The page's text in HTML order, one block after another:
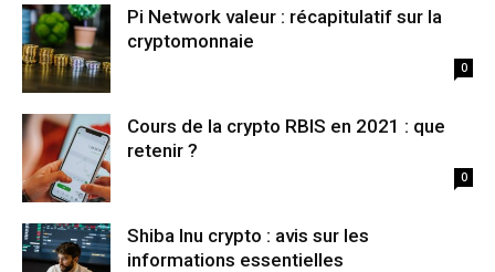
Pi Network valeur : récapitulatif sur la
cryptomonnaie
0
Cours de la crypto RBIS en 2021 : que
retenir ?
0
Shiba Inu crypto : avis sur les
informations essentielles